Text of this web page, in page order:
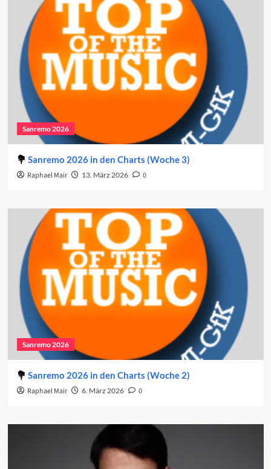
Sanremo 2026
Sanremo 2026 in den Charts (Woche 3)
Raphael Mair 13. März 2026 0
Sanremo 2026
Sanremo 2026 in den Charts (Woche 2)
Raphael Mair 6. März 2026 0